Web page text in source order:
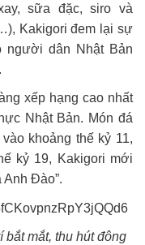
sữa đặc, siro và
Kakigori đem lại sự
người dân Nhật Bản
xếp hạng cao nhất
Nhật Bản. Món đá
khoảng thế kỷ 11,
kỷ 19, Kakigori mới
Đào”.
mắt, thu hút đông